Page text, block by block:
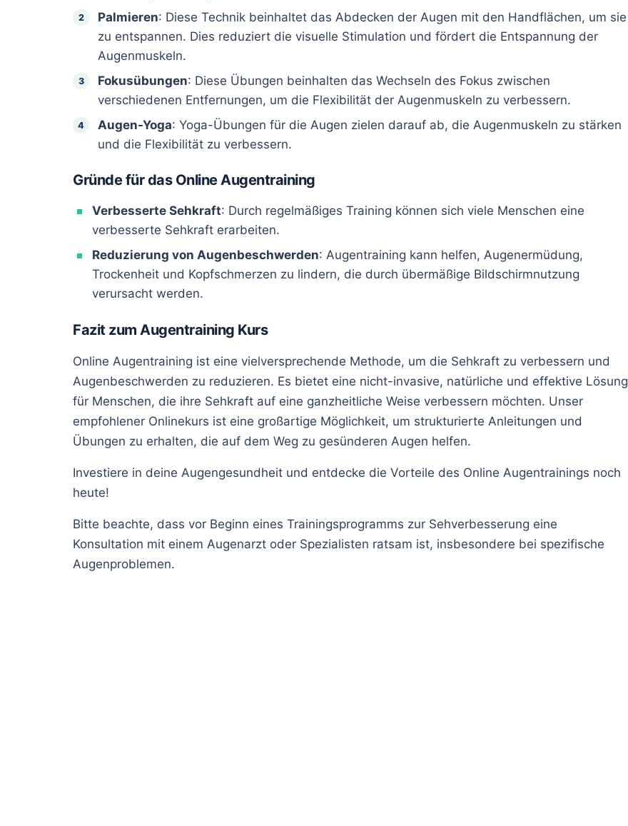
Palmieren: Diese Technik beinhaltet das Abdecken der Augen mit den Handflächen, um sie
zu entspannen. Dies reduziert die visuelle Stimulation und fördert die Entspannung der
Augenmuskeln.
Fokusübungen: Diese Übungen beinhalten das Wechseln des Fokus zwischen
verschiedenen Entfernungen, um die Flexibilität der Augenmuskeln zu verbessern.
Augen-Yoga: Yoga-Übungen für die Augen zielen darauf ab, die Augenmuskeln zu stärken
und die Flexibilität zu verbessern.
Gründe für das Online Augentraining
Verbesserte Sehkraft: Durch regelmäßiges Training können sich viele Menschen eine
verbesserte Sehkraft erarbeiten.
Reduzierung von Augenbeschwerden: Augentraining kann helfen, Augenermüdung,
Trockenheit und Kopfschmerzen zu lindern, die durch übermäßige Bildschirmnutzung
verursacht werden.
Fazit zum Augentraining Kurs
Online Augentraining ist eine vielversprechende Methode, um die Sehkraft zu verbessern und
Augenbeschwerden zu reduzieren. Es bietet eine nicht-invasive, natürliche und effektive Lösung
für Menschen, die ihre Sehkraft auf eine ganzheitliche Weise verbessern möchten. Unser
empfohlener Onlinekurs ist eine großartige Möglichkeit, um strukturierte Anleitungen und
Übungen zu erhalten, die auf dem Weg zu gesünderen Augen helfen.
Investiere in deine Augengesundheit und entdecke die Vorteile des Online Augentrainings noch
heute!
Bitte beachte, dass vor Beginn eines Trainingsprogramms zur Sehverbesserung eine
Konsultation mit einem Augenarzt oder Spezialisten ratsam ist, insbesondere bei spezifische
Augenproblemen.